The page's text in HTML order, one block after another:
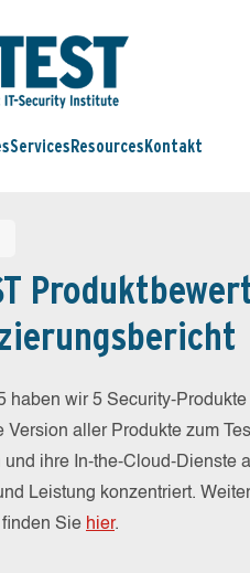
Services Resources Kontakt
haben wir 5 Security-
Version aller Produkte zum
ihre In-the-Cloud-Dienste
Leistung konzentriert.
Sie hier.